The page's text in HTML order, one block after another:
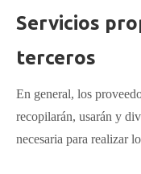
Servicios
terceros
En general, los
recopilarán, usarán y
necesaria para realizar